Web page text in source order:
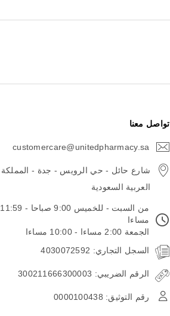
تواصل معنا
customercare@unitedpharmacy.sa
شارع حائل - حي الرويس - جدة - المملكة
العربية السعودية
من السبت - للخميس 9:00 صباحا - 11:59
مساءا
الجمعة 2:00 مساءا - 10:00 مساءا
السجل التجاري: 4030072592
الرقم الضريبي: 300211666300003
رقم التوثيق: 0000100438